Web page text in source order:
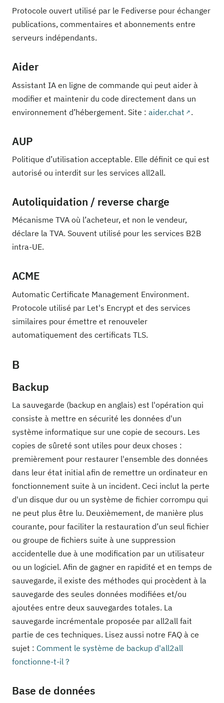
Protocole ouvert utilisé par le Fediverse pour échanger
publications, commentaires et abonnements entre
serveurs indépendants.
Aider
Assistant IA en ligne de commande qui peut aider à
modifier et maintenir du code directement dans un
environnement d’hébergement. Site : aider.chat .
AUP
Politique d’utilisation acceptable. Elle définit ce qui est
autorisé ou interdit sur les services all2all.
Autoliquidation / reverse charge
Mécanisme TVA où l’acheteur, et non le vendeur,
déclare la TVA. Souvent utilisé pour les services B2B
intra-UE.
ACME
Automatic Certificate Management Environment.
Protocole utilisé par Let's Encrypt et des services
similaires pour émettre et renouveler
automatiquement des certificats TLS.
B
Backup
La sauvegarde (backup en anglais) est l'opération qui
consiste à mettre en sécurité les données d'un
système informatique sur une copie de secours. Les
copies de sûreté sont utiles pour deux choses :
premièrement pour restaurer l'ensemble des données
dans leur état initial afin de remettre un ordinateur en
fonctionnement suite à un incident. Ceci inclut la perte
d'un disque dur ou un système de fichier corrompu qui
ne peut plus être lu. Deuxièmement, de manière plus
courante, pour faciliter la restauration d’un seul fichier
ou groupe de fichiers suite à une suppression
accidentelle due à une modification par un utilisateur
ou un logiciel. Afin de gagner en rapidité et en temps de
sauvegarde, il existe des méthodes qui procèdent à la
sauvegarde des seules données modifiées et/ou
ajoutées entre deux sauvegardes totales. La
sauvegarde incrémentale proposée par all2all fait
partie de ces techniques. Lisez aussi notre FAQ à ce
sujet : Comment le système de backup d'all2all
fonctionne-t-il ?
Base de données